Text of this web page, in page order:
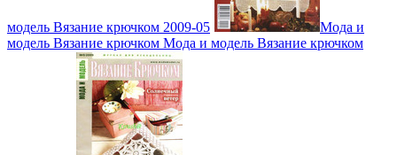
модель Вязание крючком 2009-05
Мода и
модель Вязание крючком Мода и модель Вязание крючком